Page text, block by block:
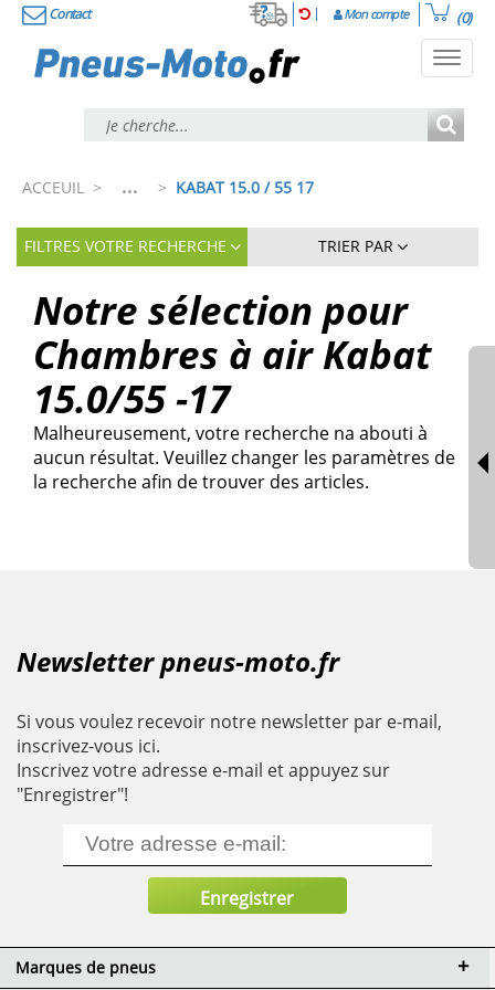
Contact Mon compte (0)
ACCEUIL > ... > KABAT 15.0 / 55 17
FILTRES VOTRE RECHERCHE TRIER PAR
Notre sélection pour
Chambres à air Kabat
15.0/55 -17
Malheureusement, votre recherche na abouti à
aucun résultat. Veuillez changer les paramètres de
la recherche afin de trouver des articles.
Newsletter pneus-moto.fr
Si vous voulez recevoir notre newsletter par e-mail,
inscrivez-vous ici.
Inscrivez votre adresse e-mail et appuyez sur
"Enregistrer"!
Marques de pneus